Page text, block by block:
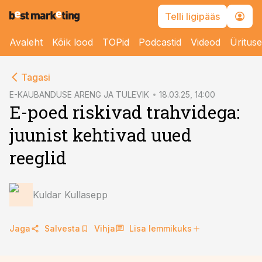
Telli ligipääs
Avaleht Kõik lood TOPid Podcastid Videod
Tagasi
E-KAUBANDUSE ARENG JA TULEVIK 18.03.25, 14:00
E-poed riskivad trahvidega:
juunist kehtivad uued
reeglid
Kuldar Kullasepp
Jaga Salvesta Vihja Lisa lemmikuks